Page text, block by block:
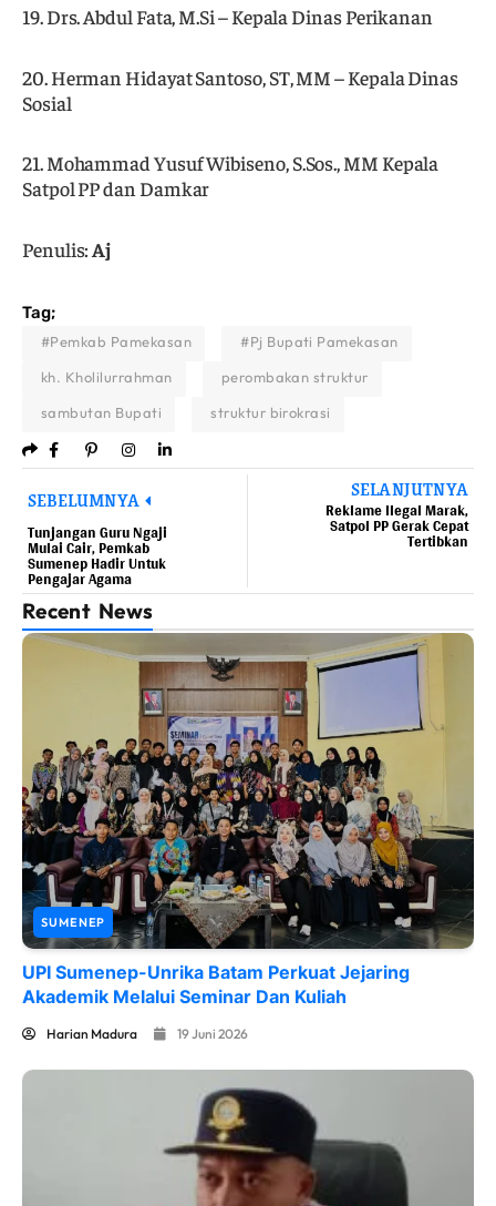
19. Drs. Abdul Fata, M.Si – Kepala Dinas Perikanan
20. Herman Hidayat Santoso, ST, MM – Kepala Dinas
Sosial
21. Mohammad Yusuf Wibiseno, S.Sos., MM Kepala
Satpol PP dan Damkar
Penulis:Aj
Tag;
#Pemkab Pamekasan
#Pj Bupati Pamekasan
kh. Kholilurrahman
perombakan struktur
sambutan Bupati
struktur birokrasi
SEBELUMNYA
Tunjangan Guru Ngaji
Mulai Cair, Pemkab
Sumenep Hadir Untuk
Pengajar Agama
SELANJUTNYA
Reklame Ilegal Marak,
Satpol PP Gerak Cepat
Tertibkan
Recent News
SUMENEP
UPI Sumenep-Unrika Batam Perkuat Jejaring
Akademik Melalui Seminar Dan Kuliah
Harian Madura 19 Juni 2026